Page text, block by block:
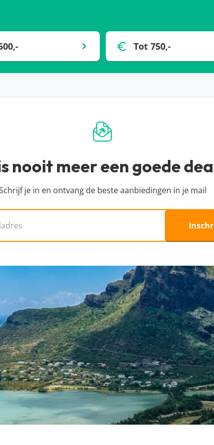
in eigen land te vieren. Maar dan is het alsnog
een leuk huisje inNederlandte boeken. Op De
dichtbij… Gezellig met het gezin of met
de kerstvakantie. Met de auto ben je er zo en toch
zoals het Zwarte Woud!
in de kerstvakantie: Curaçao? Omdat het hier in
plek voor een kerstvakantie in de zon. Zo kom je
Ga jij dezekerstvakantie naar Curacao ? Liever
all inclusive weg te gaan met kerst!
waar jij in de winter van warme temperaturen
Eilanden, deKaapverdische Eilanden,Dubai ofde
enLandal kerstvakantie
aanbiedingen.
Tot 750,-
nooit meer een goede
je in en ontvang de beste aanbiedingen in je mail